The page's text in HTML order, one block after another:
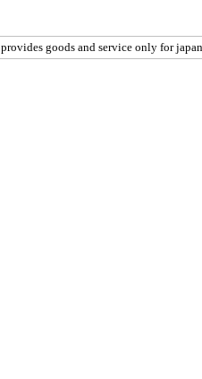
provides goods and service only for